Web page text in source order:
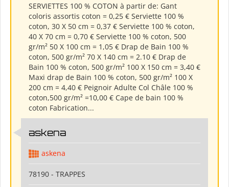
SERVIETTES 100 % COTON à partir de: Gant
coloris assortis coton = 0,25 € Serviette 100 %
coton, 30 X 50 cm = 0,37 € Serviette 100 % coton,
40 X 70 cm = 0,70 € Serviette 100 % coton, 500
gr/m² 50 X 100 cm = 1,05 € Drap de Bain 100 %
coton, 500 gr/m² 70 X 140 cm = 2.10 € Drap de
Bain 100 % coton, 500 gr/m² 100 X 150 cm = 3,40 €
Maxi drap de Bain 100 % coton, 500 gr/m² 100 X
200 cm = 4,40 € Peignoir Adulte Col Châle 100 %
coton,500 gr/m² =10,00 € Cape de bain 100 %
coton Fabrication...
askena
askena
78190 - TRAPPES